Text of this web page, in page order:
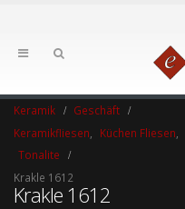
Keramik
Geschäft
Keramikfliesen
Küchen Fliesen
Tonalite
Krakle 1612
Krakle 1612